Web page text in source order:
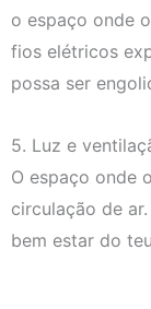
o espaço onde
fios elétricos
possa ser
5. Luz e
O espaço onde
circulação de
bem estar do